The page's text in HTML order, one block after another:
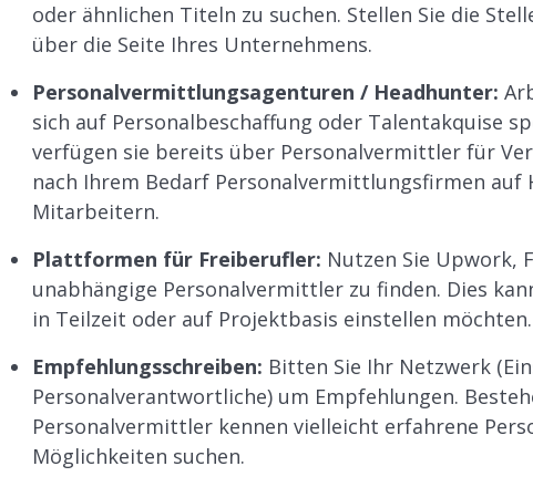
oder ähnlichen Titeln zu suchen. Stellen Sie die
über die Seite Ihres Unternehmens.
Personalvermittlungsagenturen / Headhunter:
sich auf Personalbeschaffung oder Talentakquise
verfügen sie bereits über Personalvermittler für
nach Ihrem Bedarf Personalvermittlungsfirmen
Mitarbeitern.
Plattformen für Freiberufler: Nutzen Sie Upwork,
unabhängige Personalvermittler zu finden. Dies
in Teilzeit oder auf Projektbasis einstellen möchten.
Empfehlungsschreiben: Bitten Sie Ihr Netzwerk
Personalverantwortliche) um Empfehlungen.
Personalvermittler kennen vielleicht erfahrene
Möglichkeiten suchen.